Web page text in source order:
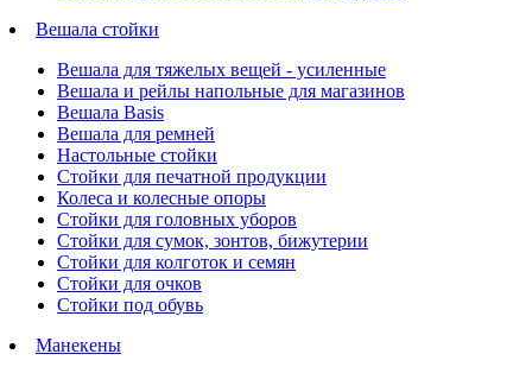
Вешала стойки
Вешала для тяжелых вещей - усиленные
Вешала и рейлы напольные для магазинов
Вешала Basis
Вешала для ремней
Настольные стойки
Стойки для печатной продукции
Колеса и колесные опоры
Стойки для головных уборов
Стойки для сумок, зонтов, бижутерии
Стойки для колготок и семян
Стойки для очков
Стойки под обувь
Манекены